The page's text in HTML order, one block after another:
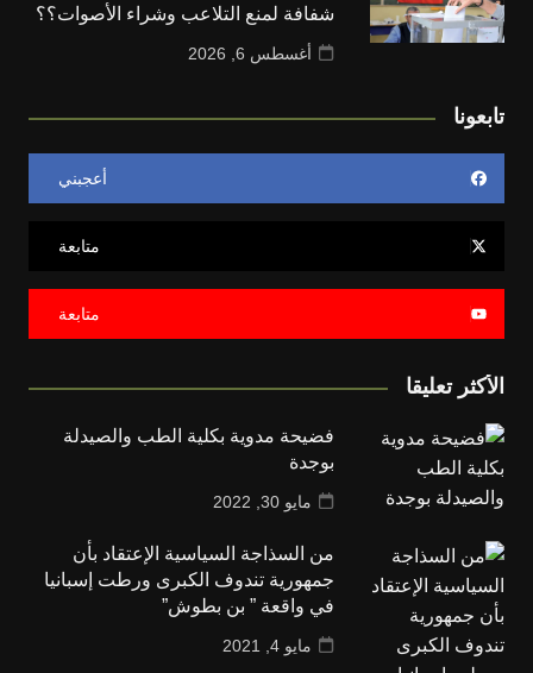
شفافة لمنع التلاعب وشراء الأصوات؟؟
أغسطس 6, 2026
تابعونا
أعجبني
متابعة
متابعة
الأكثر تعليقا
فضيحة مدوية بكلية الطب والصيدلة
بوجدة
مايو 30, 2022
من السذاجة السياسية الإعتقاد بأن
جمهورية تندوف الكبرى ورطت إسبانيا
في واقعة ” بن بطوش”
مايو 4, 2021